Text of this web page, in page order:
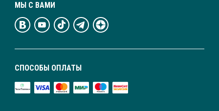
СПОСОБЫ ОПЛАТЫ
МЫ С ВАМИ